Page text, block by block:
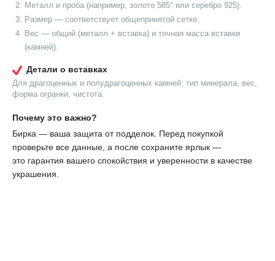
Металл и проба (например, золото 585° или серебро 925).
Размер — соответствует общепринятой сетке.
Вес — общий (металл + вставка) и точная масса вставки
(камней).
Детали о вставках
Для драгоценных и полудрагоценных камней: тип минерала, вес,
форма огранки, чистота.
Почему это важно?
Бирка — ваша защита от подделок. Перед покупкой
проверьте все данные, а после сохраните ярлык —
это гарантия вашего спокойствия и уверенности в качестве
украшения.